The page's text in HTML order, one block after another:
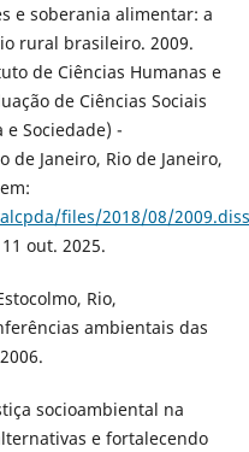
e soberania alimentar: a
rural brasileiro. 2009.
de Ciências Humanas e
de Ciências Sociais
Sociedade) -
de Janeiro, Rio de Janeiro,
files/2018/08/
out. 2025.
Rio,
ambientais das
socioambiental na
e fortalecendo